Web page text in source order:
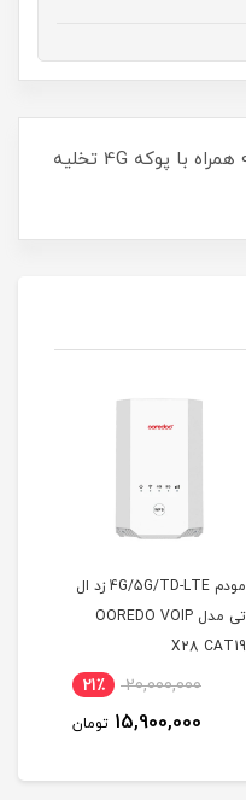
سیمکارت همراه اول اعتباری 0991 همراه با پوکه 4G تخلیه
مودم 4G/5G/TD-LTE زد ال
تی مدل OOREDO VOIP
X28 CAT19
20,000,000 21٪
15,900,000 تومان